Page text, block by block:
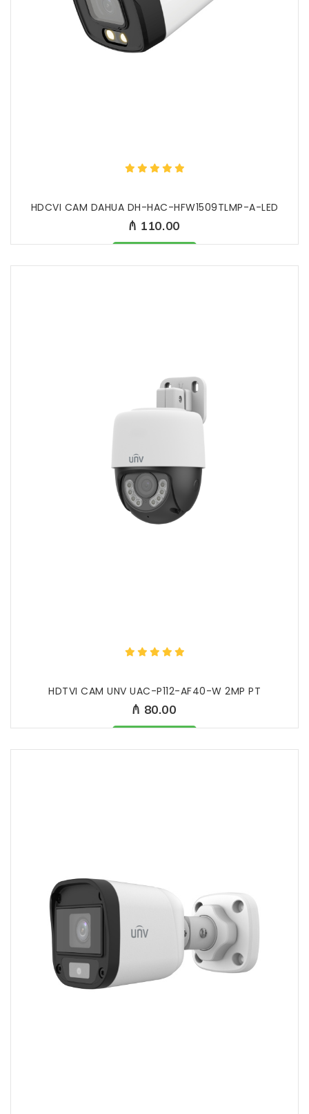
HDCVI CAM DAHUA DH-HAC-HFW1509TLMP-A-LED
₼ 110.00
Məhsul mövcüddur
HDTVI CAM UNV UAC-P112-AF40-W 2MP PT
₼ 80.00
Məhsul mövcüddur